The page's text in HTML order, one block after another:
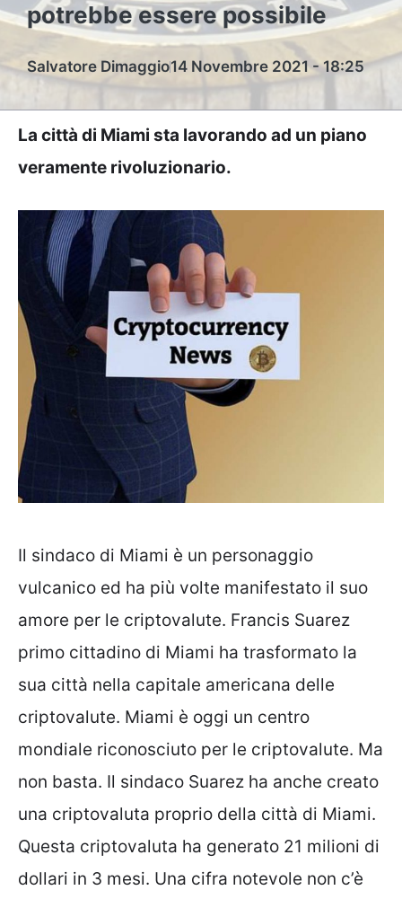
potrebbe essere possibile
Salvatore Dimaggio14 Novembre 2021 - 18:25
La città di Miami sta lavorando ad un piano
veramente rivoluzionario.
Il sindaco di Miami è un personaggio
vulcanico ed ha più volte manifestato il suo
amore per le criptovalute. Francis Suarez
primo cittadino di Miami ha trasformato la
sua città nella capitale americana delle
criptovalute. Miami è oggi un centro
mondiale riconosciuto per le criptovalute. Ma
non basta. Il sindaco Suarez ha anche creato
una criptovaluta proprio della città di Miami.
Questa criptovaluta ha generato 21 milioni di
dollari in 3 mesi. Una cifra notevole non c’è